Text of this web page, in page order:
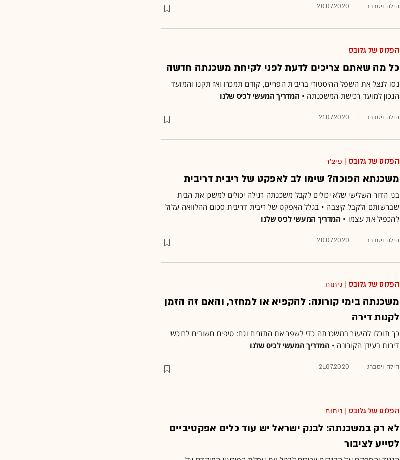
הילה ויסברג 20.07.2020
הפלוס של גלובס
כל מה שאתם צריכים לדעת לפני לקיחת משכנתה חדשה
נסו לנצל את השפל ההיסטורי בריבית הפריים, קודם תמכרו ואז תקנו והמועד
הנכון למועד רכישת המשכנתה • המדריך המעשי לכיס שלנו
הילה ויסברג 21.07.2020
הפלוס של גלובס | פיצ'ר
משכנתא הפוכה? שימו לב לאפקט של ריבית דריבית
בני הדור השלישי שלא יכולים לקבל משכנתה רגילה יכולים למשכן את הבית
שברשותם ולקבל קיצבה • בגלל האפקט של ריבית דריבית סכום ההלוואה עלול
להכפיל את עצמו • המדריך המעשי לכיס שלנו
הילה ויסברג 20.07.2020
הפלוס של גלובס | ניתוח
משכנתה בימי קורונה: להקפיא או למחזר, והאם זה הזמן
לקנות דירה
כך תוכלו להיעזר במשכנתה כדי לשפר את התזרים וגם: טיפים חשובים לרוכשי
דירות בעידן הקורונה • המדריך המעשי לכיס שלנו
הילה ויסברג 21.07.2020
הפלוס של גלובס | ניתוח
לא רק במשכנתה: לבנק ישראל יש עוד כלים אפקטיביים
לסייע לציבור